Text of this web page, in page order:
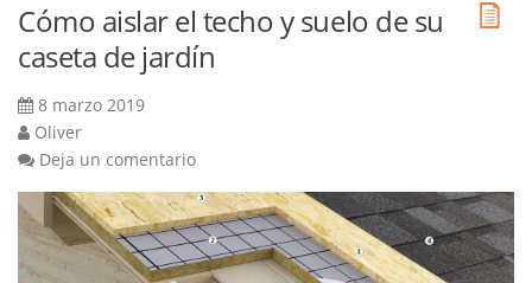
Cómo aislar el techo y suelo de su
caseta de jardín
8 marzo 2019
Oliver
Deja un comentario